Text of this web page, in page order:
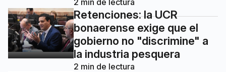
2 min de lectura
Retenciones: la UCR
bonaerense exige que el
gobierno no "discrimine" a
la industria pesquera
2 min de lectura